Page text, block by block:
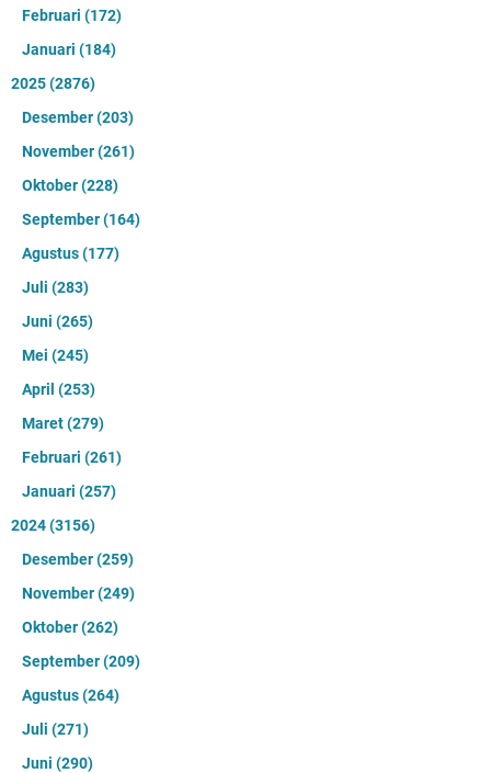
Februari (172)
Januari (184)
2025(2876)
Desember(203)
November(261)
Oktober(228)
September(164)
Agustus(177)
Juli (283)
Juni (265)
Mei (245)
April (253)
Maret(279)
Februari (261)
Januari (257)
2024(3156)
Desember(259)
November(249)
Oktober(262)
September(209)
Agustus(264)
Juli (271)
Juni (290)